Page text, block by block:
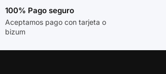
100% Pago seguro
Aceptamos pago con tarjeta o
bizum